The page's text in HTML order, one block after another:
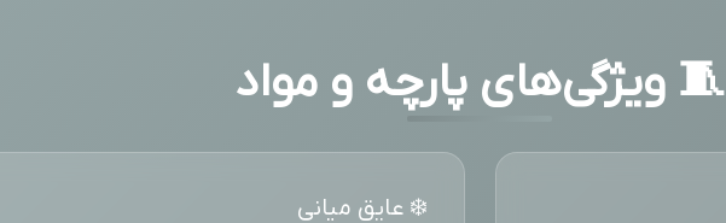
🧵 ویژگی‌های پارچه و مواد
❄️ عایق میانی